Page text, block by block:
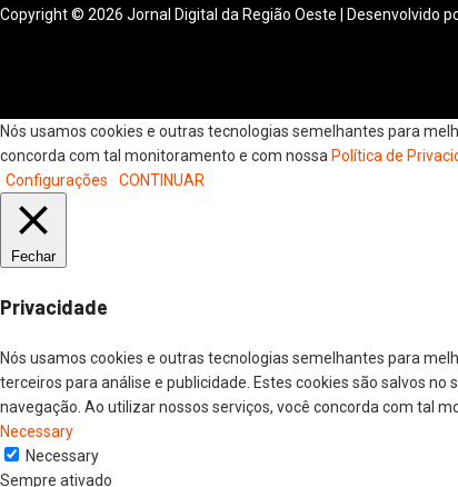
Copyright © 2026 Jornal Digital da Região Oeste | Desenvolvido
Nós usamos cookies e outras tecnologias semelhantes para
concorda com tal monitoramento e com nossa Política de
Configurações
CONTINUAR
Fechar
Privacidade
Nós usamos cookies e outras tecnologias semelhantes para
terceiros para análise e publicidade. Estes cookies são salvos
navegação. Ao utilizar nossos serviços, você concorda com tal
Necessary
Necessary
Sempre ativado